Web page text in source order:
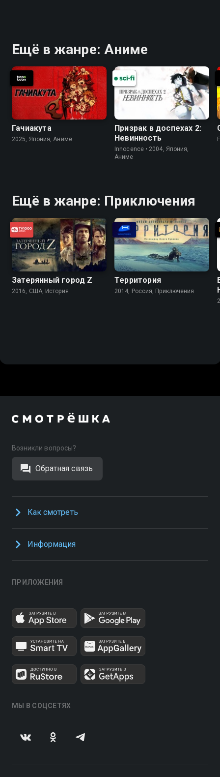
Ещё в жанре: Аниме
Гачиакута
2025, Япония, Аниме
Призрак в доспехах 2:
Невинность
Innocence • 2004, Япония,
Аниме
Ещё в жанре: Приключения
Затерянный город Z
2016, США, История
Территория
2014, Россия, Приключения
Возникли вопросы?
Обратная связь
Как смотреть
Информация
ПРИЛОЖЕНИЯ
МЫ В СОЦСЕТЯХ